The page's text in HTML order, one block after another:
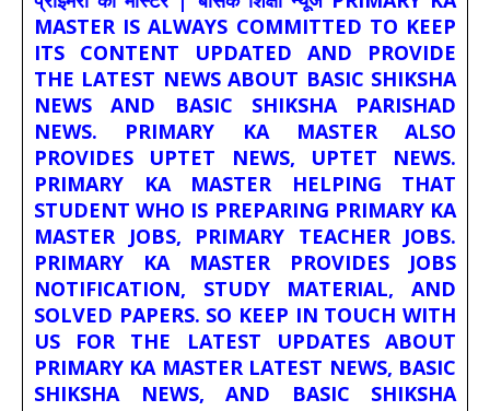
MASTER IS ALWAYS COMMITTED TO KEEP
ITS CONTENT UPDATED AND PROVIDE
THE LATEST NEWS ABOUT BASIC SHIKSHA
NEWS AND BASIC SHIKSHA PARISHAD
NEWS. PRIMARY KA MASTER ALSO
PROVIDES UPTET NEWS, UPTET NEWS.
PRIMARY KA MASTER HELPING THAT
STUDENT WHO IS PREPARING PRIMARY KA
MASTER JOBS, PRIMARY TEACHER JOBS.
PRIMARY KA MASTER PROVIDES JOBS
NOTIFICATION, STUDY MATERIAL, AND
SOLVED PAPERS. SO KEEP IN TOUCH WITH
US FOR THE LATEST UPDATES ABOUT
PRIMARY KA MASTER LATEST NEWS, BASIC
SHIKSHA NEWS, AND BASIC SHIKSHA